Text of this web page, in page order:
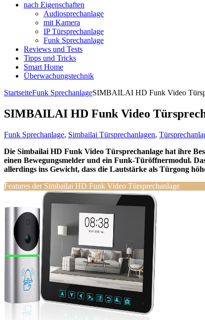
nach Eigenschaften
Audiosprechanlage
mit Kamera
IP Türsprechanlage
Funk Sprechanlage
Reviews und Tests
Tipps und Tricks
Smart Home
Überwachungstechnik
StartseiteFunk SprechanlageSIMBAILAI HD Funk Video
SIMBAILAI HD Funk Video
Funk Sprechanlage, Simbailai Türsprechanlagen,
Die Simbailai HD Funk Video Türsprechanlage hat ihre
einen Bewegungsmelder und ein Funk-Türöffnermodul.
allerdings ins Gewicht, dass die Lautstärke als Türgong
Features der Simbailai HD Funk Video Türsprechanlage